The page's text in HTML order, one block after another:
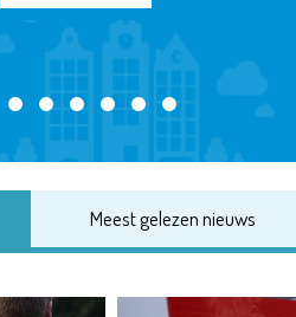
Meest gelezen nieuws